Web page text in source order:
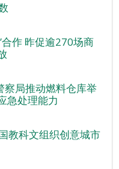
作 昨促逾270场商
察局推动燃料仓库举
急处理能力
教科文组织创意城市